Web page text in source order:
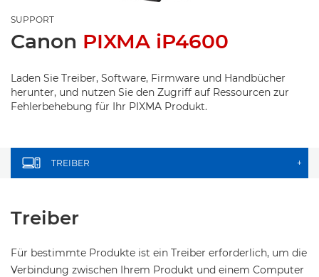
SUPPORT
Canon PIXMA iP4600
Laden Sie Treiber, Software, Firmware und Handbücher
herunter, und nutzen Sie den Zugriff auf Ressourcen zur
Fehlerbehebung für Ihr PIXMA Produkt.
TREIBER +
Treiber
Für bestimmte Produkte ist ein Treiber erforderlich, um die
Verbindung zwischen Ihrem Produkt und einem Computer